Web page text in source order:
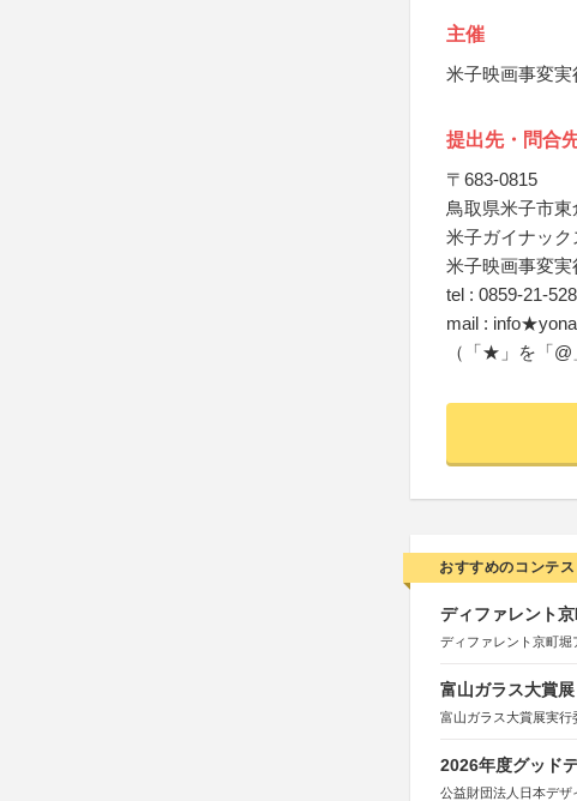
主催
米子映画事変実
提出先・問合
〒683-0815
鳥取県米子市
米子ガイナッ
米子映画事変
tel : 0859-21-
mail :
（「★」を「@
おすすめのコンテス
ディファレント
ディファレント京町堀
富山ガラス大賞
富山ガラス大賞展実
2026年度グッド
公益財団法人日本デザ